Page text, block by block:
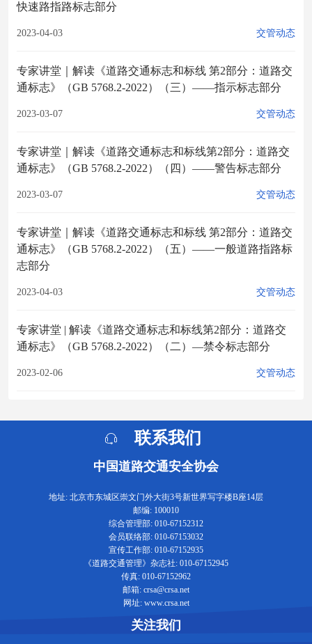
快速路指路标志部分
2023-04-03 交管动态
专家讲堂｜解读《道路交通标志和标线 第2部分：道路交
通标志》（GB 5768.2-2022）（三）——指示标志部分
2023-03-07 交管动态
专家讲堂｜解读《道路交通标志和标线第2部分：道路交
通标志》（GB 5768.2-2022）（四）——警告标志部分
2023-03-07 交管动态
专家讲堂｜解读《道路交通标志和标线 第2部分：道路交
通标志》（GB 5768.2-2022）（五）——一般道路指路标
志部分
2023-04-03 交管动态
专家讲堂 | 解读《道路交通标志和标线第2部分：道路交
通标志》（GB 5768.2-2022）（二）—禁令标志部分
2023-02-06 交管动态
联系我们
中国道路交通安全协会
地址: 北京市东城区崇文门外大街3号新世界写字楼B座14层
邮编: 100010
综合管理部: 010-67152312
会员联络部: 010-67153032
宣传工作部: 010-67152935
《道路交通管理》杂志社: 010-67152945
传真: 010-67152962
邮箱: crsa@crsa.net
网址: www.crsa.net
关注我们